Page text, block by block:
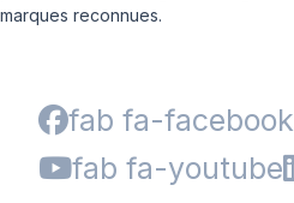
marques reconnues.
fab fa-facebook
fab fa-youtube